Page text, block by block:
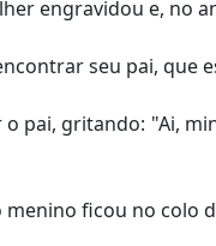
engravidou e, no
seu pai, que
pai, gritando: "Ai,
menino ficou no colo